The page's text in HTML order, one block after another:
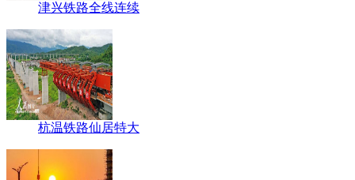
津兴铁路全线连续
杭温铁路仙居特大